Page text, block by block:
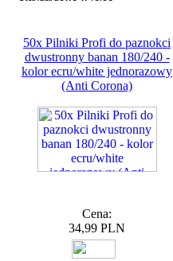
50x Pilniki Profi do paznokci
dwustronny banan 180/240 -
kolor ecru/white jednorazowy
(Anti Corona)
Cena:
34,99 PLN